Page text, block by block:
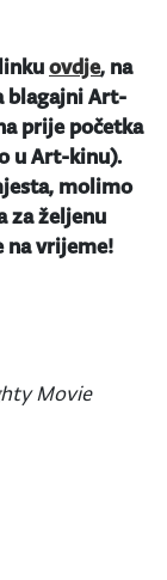
ovdje, na
blagajni Art-
prije početka
u Art-kinu).
molimo
za željenu
na vrijeme!
Movie